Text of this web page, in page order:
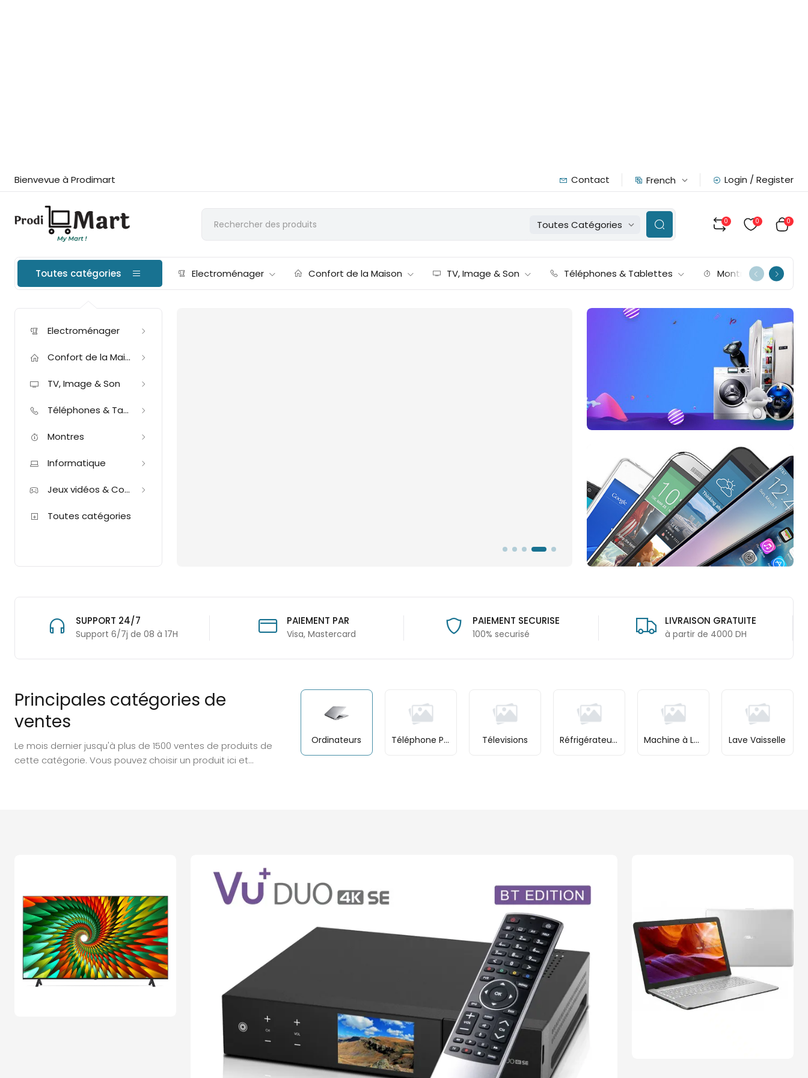
Bienvevue à Prodimart Contact French Login / Register
Toutes Catégories 0 0 0
Toutes catégories
Electroménager
Confort de la Maison
TV, Image & Son
Téléphones & Tablettes
Montres
Informatique
Jeux vidéos & Consoles
Toutes catégories
Electroménager Confort de la Maison TV, Image & Son Téléphones & Tablettes Montres
PAIEMENT PAR
Visa, Mastercard
PAIEMENT SECURISE
100% securisé
LIVRAISON GRATUITE
à partir de 4000 DH
30 JOURS DE RETOUR
Garantie 30 jours
Principales catégories de
ventes
Le mois dernier jusqu'à plus de 1500 ventes de produits de
cette catégorie. Vous pouvez choisir un produit ici et
Ordinateurs Téléphone Portable Télevisions Réfrigérateurs Machine à Laver Lave Vaisselle